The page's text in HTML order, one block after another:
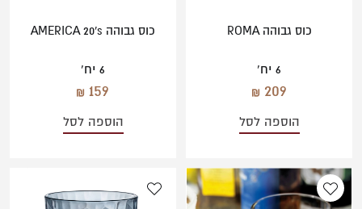
כוס גבוהה ROMA
6 יח'
209
הוספה לסל
כוס גבוהה AMERICA 20's
6 יח'
159
הוספה לסל